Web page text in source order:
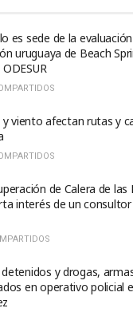
es sede de la
uruguaya de Beach
y viento afectan rutas y
de Calera de las
interés de un
y drogas,
en operativo policial